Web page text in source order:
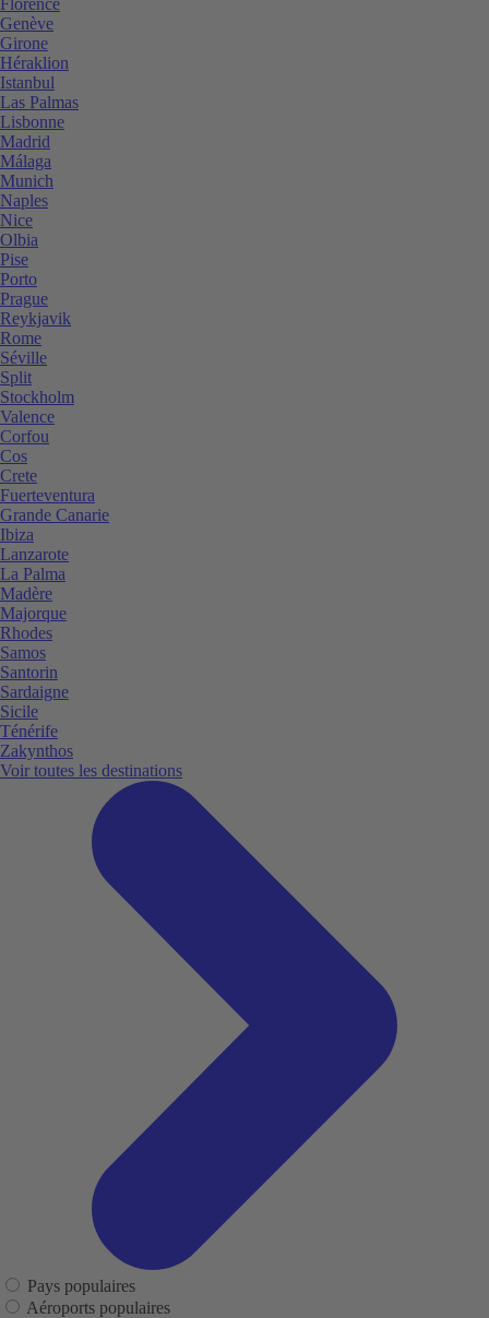
Genève
Girone
Héraklion
Istanbul
Las Palmas
Lisbonne
Madrid
Málaga
Munich
Naples
Nice
Olbia
Pise
Porto
Prague
Reykjavik
Rome
Séville
Split
Stockholm
Valence
Corfou
Cos
Crete
Fuerteventura
Grande Canarie
Ibiza
Lanzarote
La Palma
Madère
Majorque
Rhodes
Samos
Santorin
Sardaigne
Sicile
Ténérife
Zakynthos
Voir toutes les destinations
Pays populaires
Aéroports populaires